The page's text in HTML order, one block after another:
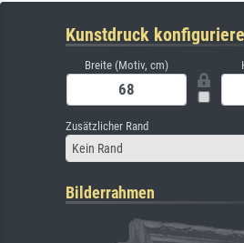
Kunstdruck
Breite (Motiv, cm)
Zusätzlicher Rand
Kein Rand
Bilderrahmen